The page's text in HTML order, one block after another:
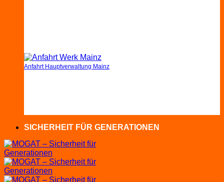
Anfahrt Hauptverwaltung Mainz
SICHERHEIT FÜR GENERATIONEN